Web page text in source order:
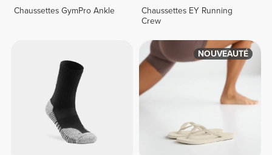
Chaussettes GymPro Ankle
Chaussettes EY Running
Crew
NOUVEAUTÉ